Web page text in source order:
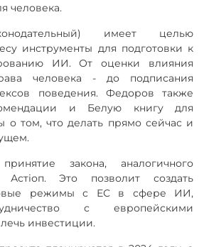
человека.
имеет целью
инструменты для подготовки к
ИИ. От оценки влияния
человека - до подписания
поведения. Федоров также
и Белую книгу для
о том, что делать прямо сейчас и
закона, аналогичного
Это позволит создать
режимы с ЕС в сфере ИИ,
с европейскими
инвестиции.